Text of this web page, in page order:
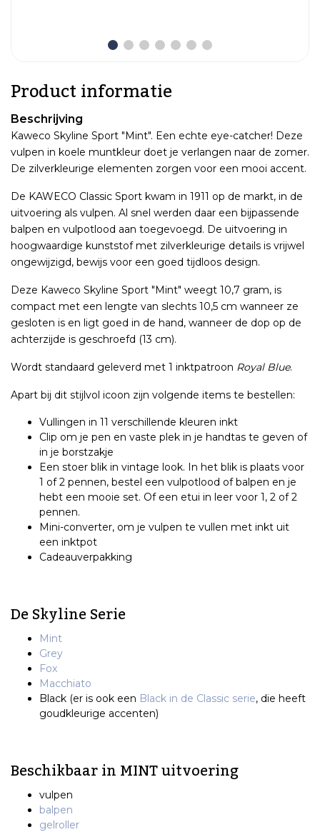
Product informatie
Beschrijving
Kaweco Skyline Sport "Mint". Een echte eye-catcher! Deze
vulpen in koele muntkleur doet je verlangen naar de zomer.
De zilverkleurige elementen zorgen voor een mooi accent.
De KAWECO Classic Sport kwam in 1911 op de markt, in de
uitvoering als vulpen. Al snel werden daar een bijpassende
balpen en vulpotlood aan toegevoegd. De uitvoering in
hoogwaardige kunststof met zilverkleurige details is vrijwel
ongewijzigd, bewijs voor een goed tijdloos design.
Deze Kaweco Skyline Sport "Mint" weegt 10,7 gram, is
compact met een lengte van slechts 10,5 cm wanneer ze
gesloten is en ligt goed in de hand, wanneer de dop op de
achterzijde is geschroefd (13 cm).
Wordt standaard geleverd met 1 inktpatroon Royal Blue.
Apart bij dit stijlvol icoon zijn volgende items te bestellen:
Vullingen in 11 verschillende kleuren inkt
Clip om je pen en vaste plek in je handtas te geven of
in je borstzakje
Een stoer blik in vintage look. In het blik is plaats voor
1 of 2 pennen, bestel een vulpotlood of balpen en je
hebt een mooie set. Of een etui in leer voor 1, 2 of 2
pennen.
Mini-converter, om je vulpen te vullen met inkt uit
een inktpot
Cadeauverpakking
De Skyline Serie
Mint
Grey
Fox
Macchiato
Black (er is ook een Black in de Classic serie, die heeft
goudkleurige accenten)
Beschikbaar in MINT uitvoering
vulpen
balpen
gelroller